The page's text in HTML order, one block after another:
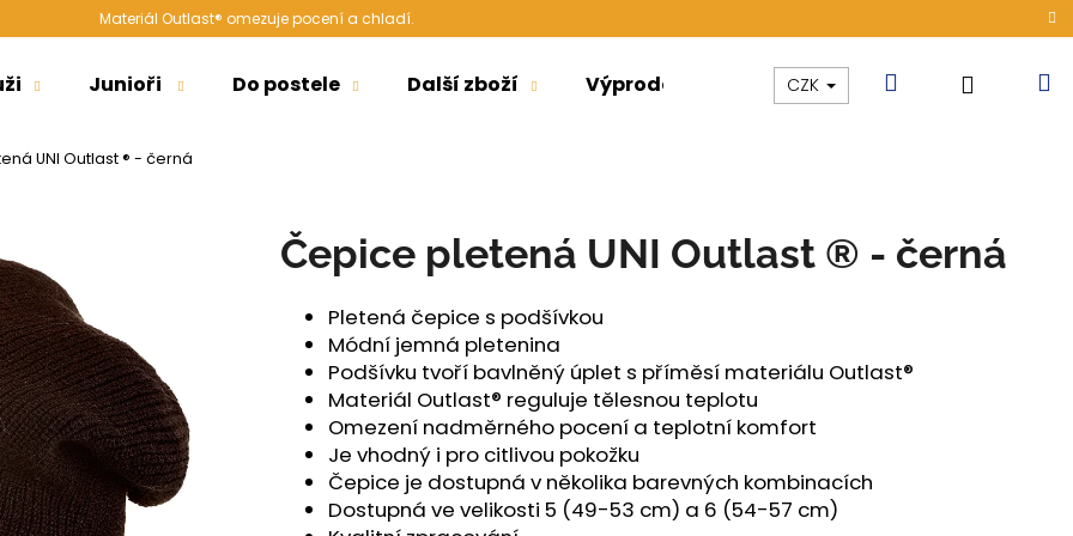
Materiál Outlast® omezuje pocení a chladí.
Junioři Do postele Další zboží Výprodej Kolekce Akce
CZK Hledat
UNI Outlast ® - černá
Čepice pletená UNI Outlast ® - černá
Pletená čepice s podšívkou
Módní jemná pletenina
Podšívku tvoří bavlněný úplet s příměsí materiálu Outlast®
Materiál Outlast® reguluje tělesnou teplotu
Omezení nadměrného pocení a teplotní komfort
Je vhodný i pro citlivou pokožku
Čepice je dostupná v několika barevných kombinacích
Dostupná ve velikosti 5 (49-53 cm) a 6 (54-57 cm)
Doporučujeme
HIGH LONG DÁMSKÉ TENKÉ ŠORTKY HIGH DÁMSKÉ TENKÉ OUTLAST®